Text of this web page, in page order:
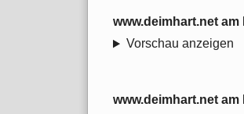
www.deimhart.net am
Vorschau anzeigen
www.deimhart.net am